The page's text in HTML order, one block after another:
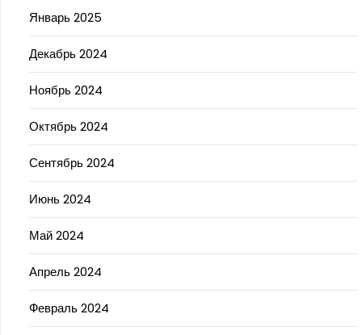
Январь 2025
Декабрь 2024
Ноябрь 2024
Октябрь 2024
Сентябрь 2024
Июнь 2024
Май 2024
Апрель 2024
Февраль 2024